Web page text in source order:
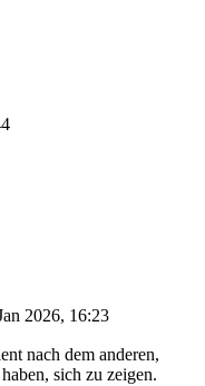
2026, 16:23
nach dem anderen,
sich zu zeigen.